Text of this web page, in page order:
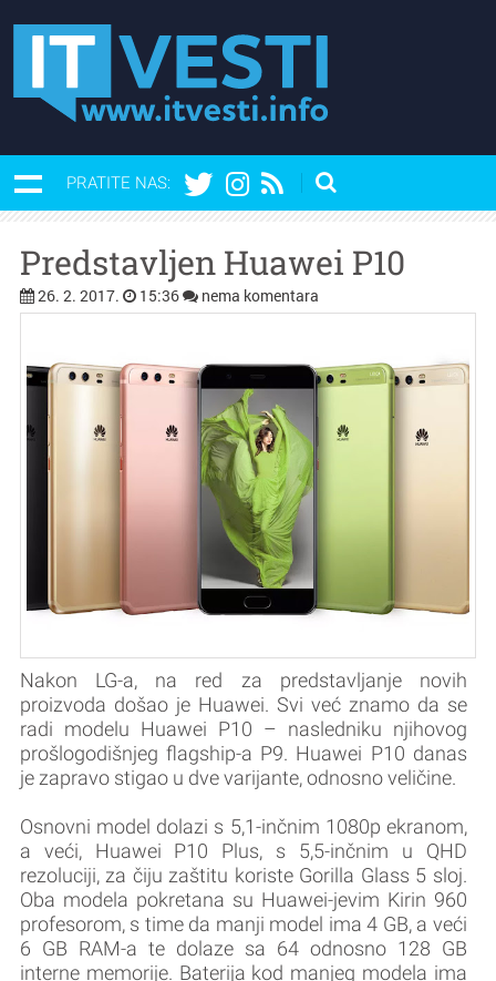
PRATITE NAS:
Predstavljen Huawei P10
26. 2. 2017. 15:36 nema komentara
Nakon LG-a, na red za predstavljanje novih
proizvoda došao je Huawei. Svi već znamo da se
radi modelu Huawei P10 – nasledniku njihovog
prošlogodišnjeg flagship-a P9. Huawei P10 danas
je zapravo stigao u dve varijante, odnosno veličine.
Osnovni model dolazi s 5,1-inčnim 1080p ekranom,
a veći, Huawei P10 Plus, s 5,5-inčnim u QHD
rezoluciji, za čiju zaštitu koriste Gorilla Glass 5 sloj.
Oba modela pokretana su Huawei-jevim Kirin 960
profesorom, s time da manji model ima 4 GB, a veći
6 GB RAM-a te dolaze sa 64 odnosno 128 GB
interne memorije. Baterija kod manjeg modela ima